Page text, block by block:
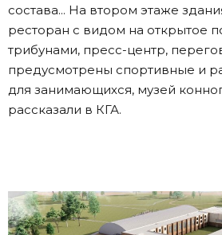
состава... На втором этаже
ресторан с видом на открытое
трибунами, пресс-центр,
предусмотрены спортивные и
для занимающихся, музей
рассказали в КГА.